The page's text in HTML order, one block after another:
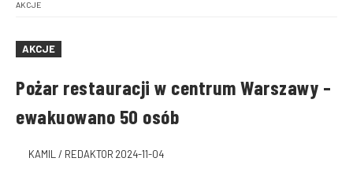
AKCJE
AKCJE
Pożar restauracji w centrum Warszawy –
ewakuowano 50 osób
KAMIL / REDAKTOR 2024-11-04